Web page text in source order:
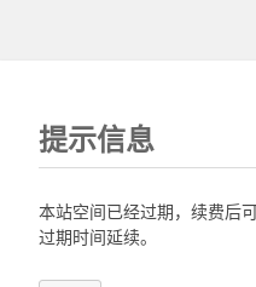
提示信息
本站空间已经过期，续费后
过期时间延续。